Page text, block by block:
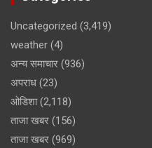
Uncategorized (3,419)
weather (4)
अन्य समाचार (936)
अपराध (23)
ओडिशा(2,118)
ताजा खबर (156)
ताजा खबर (969)